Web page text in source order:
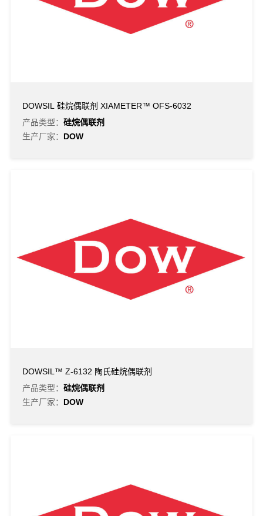
DOWSIL 硅烷偶联剂 XIAMETER™ OFS-6032
产品类型： 硅烷偶联剂
生产厂家： DOW
DOWSIL™ Z-6132 陶氏硅烷偶联剂
产品类型： 硅烷偶联剂
生产厂家： DOW